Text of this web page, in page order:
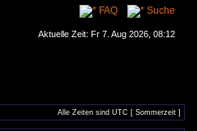
FAQ Suche
Aktuelle Zeit: Fr 7. Aug 2026, 08:12
Alle Zeiten sind UTC [ Sommerzeit ]